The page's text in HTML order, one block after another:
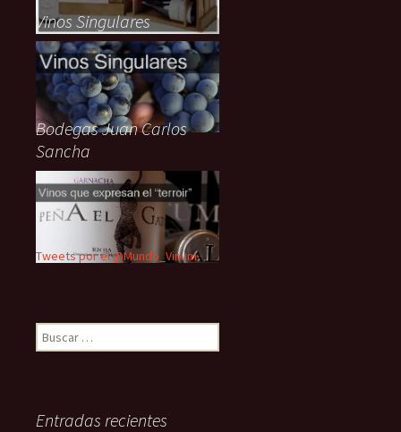
Vinos Singulares
Bodegas Juan Carlos
Sancha
Tweets por el @Mundo_Vinum.
Buscar:
Entradas recientes